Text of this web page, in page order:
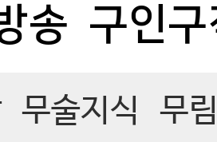
송 구인
무술지식 무